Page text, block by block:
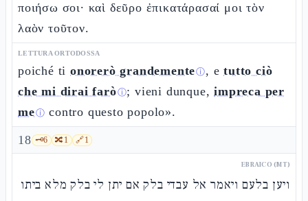
ποιήσω σοι· καὶ δεῦρο ἐπικατάρασαί μοι τὸν
λαὸν τοῦτον.
LETTURA ORTODOSSA
poiché ti onorerò grandementeⓘ, etutto ciò
che mi dirai faròⓘ; vieni dunque,impreca per
meⓘ contro questo popolo».
18 🗝️6 🔀1 🔗1
EBRAICO (MT)
ויען בלעם ויאמר אל עבדי בלק אם יתן לי בלק מלא ביתו